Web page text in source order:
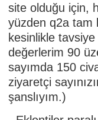
site olduğu için,
yüzden q2a tam
kesinlikle
değerlerim 90
sayımda 150
ziyaretçi
şanslıyım.)